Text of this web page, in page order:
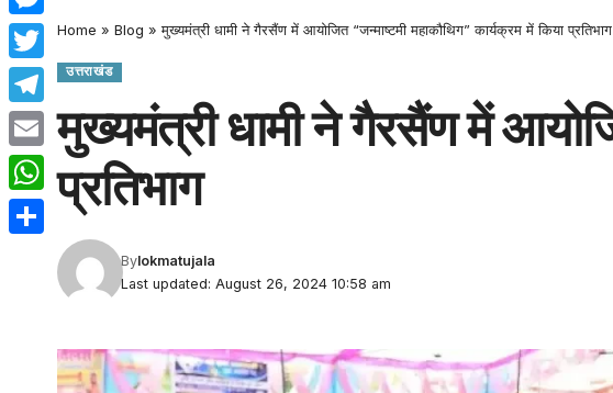
Home » Blog »मुख्यमंत्री धामी ने गैरसैंण में आयोजित “जन्माष्टमी महाकौथिग” कार्यक्रम में किया प्रतिभाग
उत्तराखंड
मुख्यमंत्री धामी ने गैरसैंण में
प्रतिभाग
Last updated: August 26, 2024 10:58 am
Bylokmatujala
Messenger
Twitter
Telegram
Email
WhatsApp